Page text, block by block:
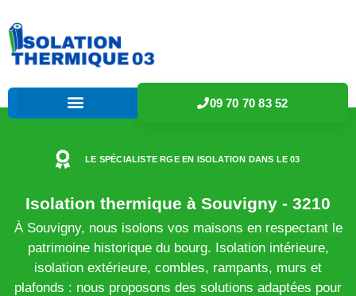
09 70 70 83 52
LE SPÉCIALISTE RGE EN ISOLATION DANS LE 03
Isolation thermique à Souvigny - 3210
À Souvigny, nous isolons vos maisons en respectant le
patrimoine historique du bourg. Isolation intérieure,
isolation extérieure, combles, rampants, murs et
plafonds : nous proposons des solutions adaptées pour